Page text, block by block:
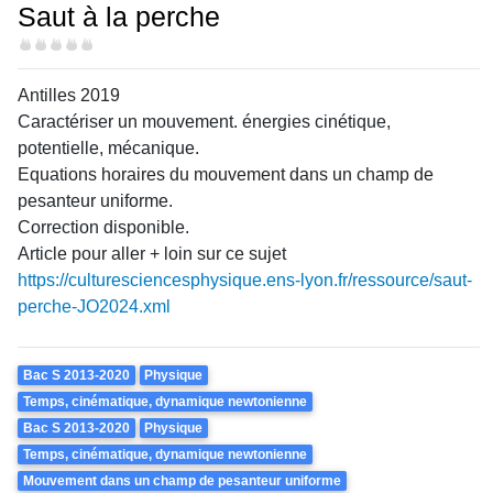
Saut à la perche
Difficulté
Antilles 2019
Caractériser un mouvement. énergies cinétique,
potentielle, mécanique.
Equations horaires du mouvement dans un champ de
pesanteur uniforme.
Correction disponible.
Article pour aller + loin sur ce sujet
https://culturesciencesphysique.ens-lyon.fr/ressource/saut-
perche-JO2024.xml
Theme
Bac S 2013-2020
Physique
Temps, cinématique, dynamique newtonienne
Bac S 2013-2020
Physique
Temps, cinématique, dynamique newtonienne
Mouvement dans un champ de pesanteur uniforme